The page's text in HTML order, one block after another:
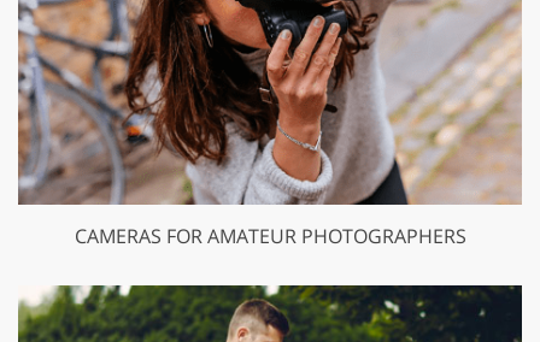
CAMERAS FOR AMATEUR PHOTOGRAPHERS